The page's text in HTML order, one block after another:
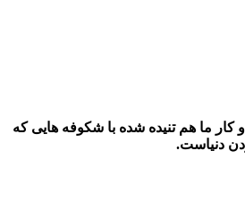
ما هم تنیده شده با شکوفه هایی که
دنیاست.